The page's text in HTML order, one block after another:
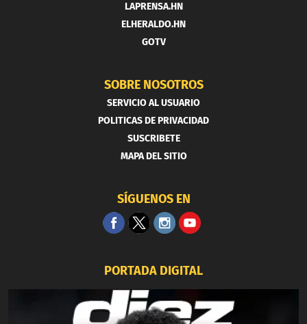
LAPRENSA.HN
ELHERALDO.HN
GOTV
SOBRE NOSOTROS
SERVICIO AL USUARIO
POLITICAS DE PRIVACIDAD
SUSCRIBETE
MAPA DEL SITIO
SÍGUENOS EN
PORTADA DIGITAL